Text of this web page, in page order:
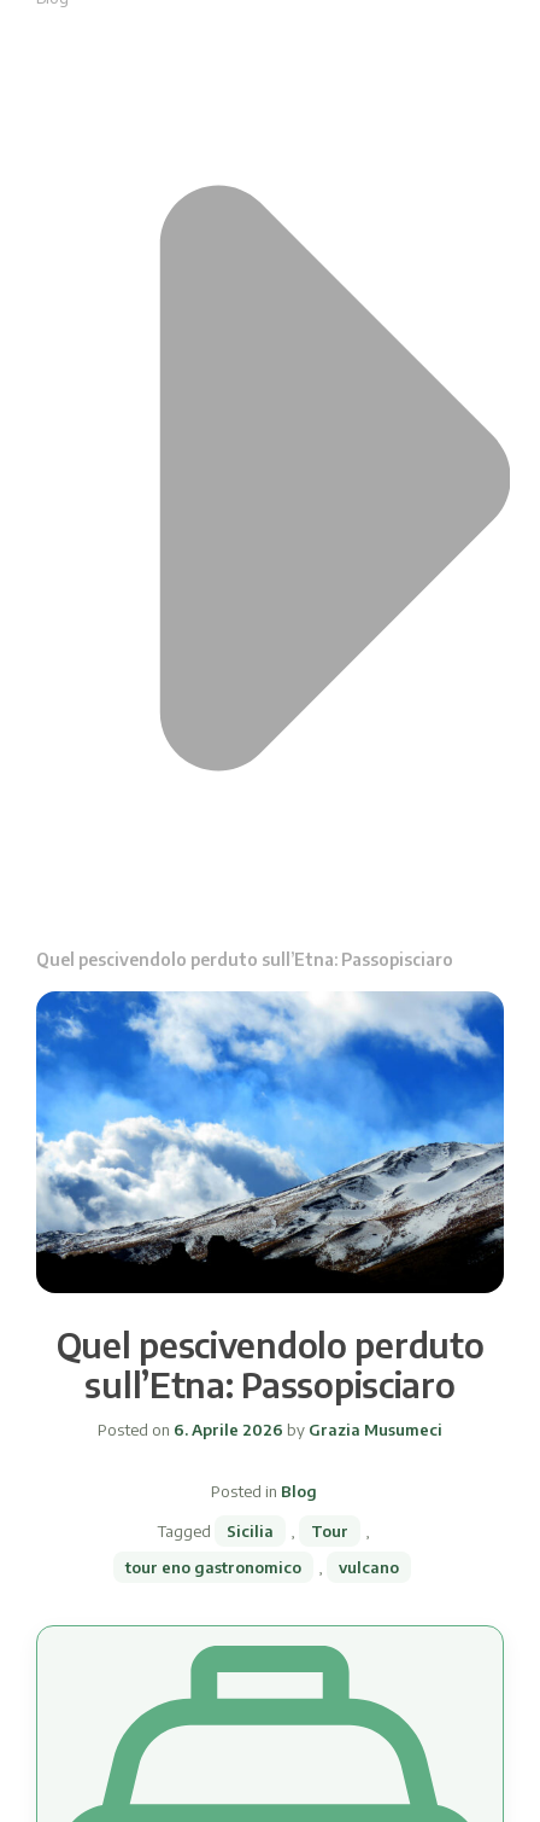
Quel pescivendolo perduto sull’Etna: Passopisciaro
Quel pescivendolo perduto
sull’Etna: Passopisciaro
Posted on 6. Aprile 2026 by Grazia Musumeci
Posted in Blog
Tagged Sicilia Tour
tour eno gastronomico
vulcano